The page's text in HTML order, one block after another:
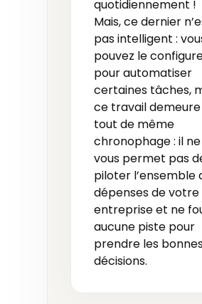
quotidiennement !
Mais, ce dernier
pas intelligent :
pouvez le
pour automatiser
certaines tâches,
ce travail demeure
tout de même
chronophage : il ne
vous permet pas
piloter l’ensemble
dépenses de votre
entreprise et ne
aucune piste pour
prendre les
décisions.